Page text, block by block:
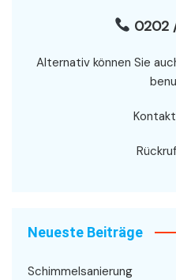
0202
Alternativ können Sie
Neueste Beiträge
Schimmelsanierung